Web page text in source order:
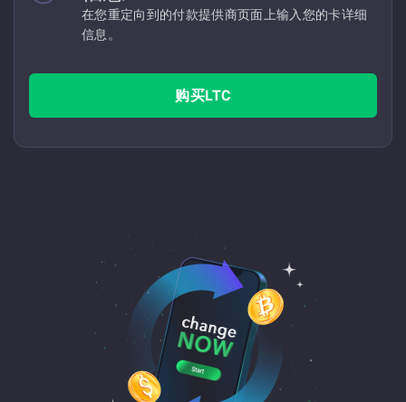
在您重定向到的付款提供商页面上输入您的卡详细
信息。
购买LTC